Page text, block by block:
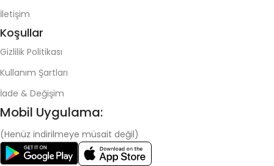
İletişim
Koşullar
Gizlilik Politikası
Kullanım Şartları
İade & Değişim
Mobil Uygulama:
(Henüz indirilmeye müsait değil)